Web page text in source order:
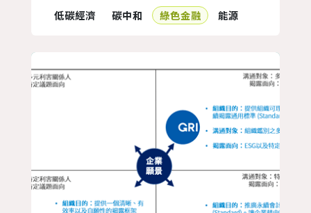
對於環境所造成的負面衝擊，更多方關注
社會公平議題。有許多證據顯示，長久以
有效解決社會邊緣化與資源耗竭等問題。
反觀綠色經濟，強調提升目前我們的生活
福祉，而不以降低後代子孫的福祉為代
低碳經濟 碳中和 綠色金融 能源